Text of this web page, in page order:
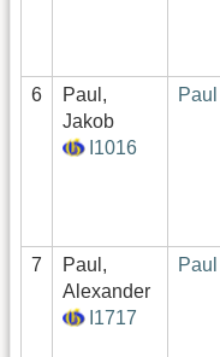
6
Paul,
Jakob
I1016
Paul
7
Paul,
Alexander
I1717
Paul